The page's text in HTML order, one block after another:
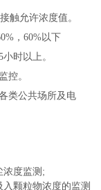
触允许浓度值。
，60%以下
时以上。
控。
类公共场所及电
浓度监测;
颗粒物浓度的监测